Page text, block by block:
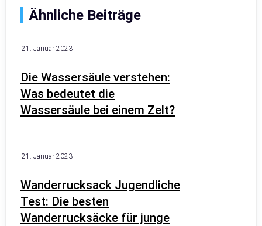
Ähnliche Beiträge
Die Wassersäule verstehen:
Was bedeutet die
Wassersäule bei einem Zelt?
21. Januar 2023
Wanderrucksack Jugendliche
Test: Die besten
Wanderrucksäcke für junge
21. Januar 2023